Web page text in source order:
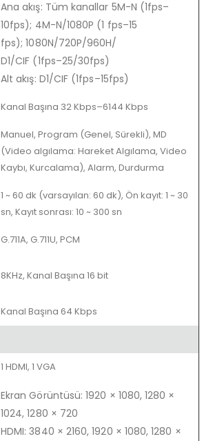
Ana akış: Tüm kanallar 5M-N (1fps–
10fps); 4M-N/1080P (1 fps–15
fps); 1080N/720P/960H/
D1/CIF (1fps–25/30fps)
Alt akış: D1/CIF (1fps–15fps)
Kanal Başına 32 Kbps–6144 Kbps
Manuel, Program (Genel, Sürekli), MD
(Video algılama: Hareket Algılama, Video
Kaybı, Kurcalama), Alarm, Durdurma
1 ~ 60 dk (varsayılan: 60 dk), Ön kayıt: 1 ~ 30
sn, Kayıt sonrası: 10 ~ 300 sn
G.711A, G.711U, PCM
8KHz, Kanal Başına 16 bit
Kanal Başına 64 Kbps
1 HDMI, 1 VGA
Ekran Görüntüsü: 1920 × 1080, 1280 ×
1024, 1280 × 720
HDMI: 3840 × 2160, 1920 × 1080, 1280 ×